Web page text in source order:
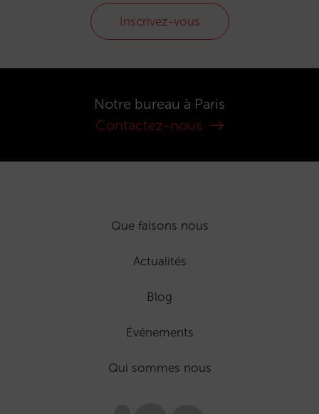
Inscrivez-vous
Notre bureau à Paris
Contactez-nous
Que faisons nous
Actualités
Blog
Événements
Qui sommes nous